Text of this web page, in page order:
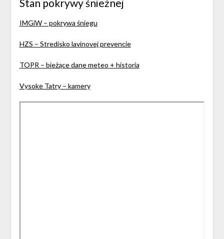
Stan pokrywy śnieżnej
IMGiW – pokrywa śniegu
HZS – Stredisko lavinovej prevencie
TOPR – bieżące dane meteo + historia
Vysoke Tatry – kamery